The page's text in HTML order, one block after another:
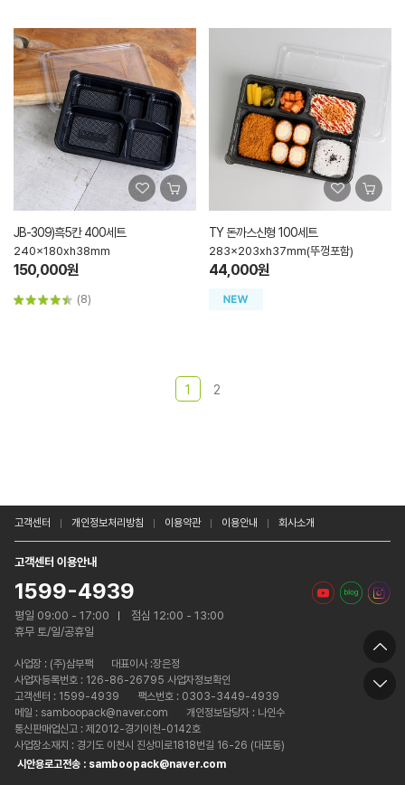
JB-309)흑5칸 400세트
240x180xh38mm
150,000원
(8)
TY 돈까스신형 100세트
283x203xh37mm(뚜껑포함)
44,000원
1 2
고객센터 개인정보처리방침 이용약관 이용안내 회사소개
고객센터 이용안내
1599-4939
평일 09:00 - 17:00
점심 12:00 - 13:00
휴무 토/일/공휴일
사업장 : (주)삼부팩
대표이사 :장은정
사업자등록번호 : 126-86-26795 사업자정보확인
고객센터 : 1599-4939
팩스번호 : 0303-3449-4939
메일 : samboopack@naver.com
개인정보담당자 : 나인수
통신판매업신고 : 제2012-경기이천-0142호
사업장소재지 : 경기도 이천시 진상미로1818번길 16-26 (대포동)
시안용로고전송 : samboopack@naver.com